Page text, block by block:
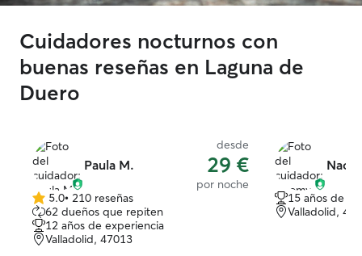
Cuidadores nocturnos con
buenas reseñas en Laguna de
Duero
Paula M.
desde
29 €
por noche
5.0
de
5
estrellas
5.0• 210 reseñas
62 dueños que repiten
12 años de experiencia
Valladolid, 47013
15 años de
Valladolid,